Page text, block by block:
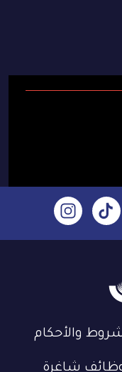
والأحكام
شاغرة